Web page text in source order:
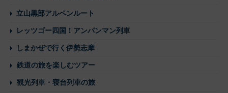
立山黒部アルペンルート
レッツゴー四国！アンパンマン列車
しまかぜで行く伊勢志摩
鉄道の旅を楽しむツアー
観光列車・寝台列車の旅